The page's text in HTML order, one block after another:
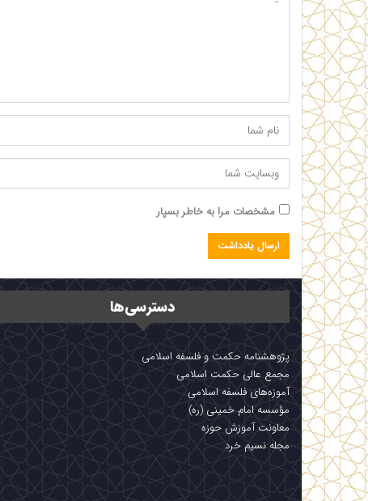
مشخصات مرا به خاطر بسپار
دسترسی‌ها
پژوهشنامه حکمت و فلسفه اسلامی
مجمع عالی حکمت اسلامی
آموزه‌های فلسفه اسلامی
مؤسسه امام خمینی (ره)
معاونت آموزش حوزه
مجله نسیم خرد